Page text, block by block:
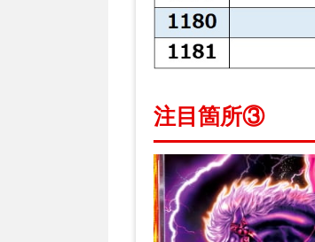
注目箇所③